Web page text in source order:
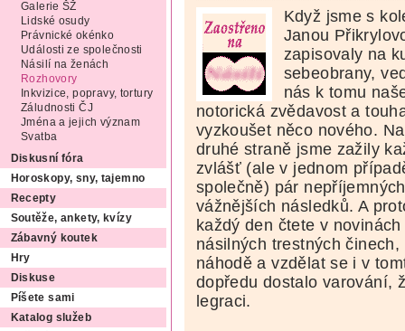
Galerie ŠŽ
Lidské osudy
Právnické okénko
Události ze společnosti
Násilí na ženách
Rozhovory
Inkvizice, popravy, tortury
Záludnosti ČJ
Jména a jejich význam
Svatba
Diskusní fóra
Horoskopy, sny, tajemno
Recepty
Soutěže, ankety, kvízy
Zábavný koutek
Hry
Diskuse
Píšete sami
Katalog služeb
Když jsme s
Janou
zapisovaly na
sebeobrany,
nás k tomu
notorická zvědavost a
vyzkoušet něco nového. Na
druhé straně jsme zažily
zvlášť (ale v jednom
společně) pár
vážnějších následků. A
každý den čtete v
násilných trestných
náhodě a vzdělat se i v
dopředu dostalo varování,
legraci.